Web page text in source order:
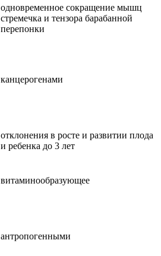
одновременное сокращение мышц
стремечка и тензора барабанной
перепонки
канцерогенами
отклонения в росте и развитии плода
и ребенка до 3 лет
витаминообразующее
антропогенными